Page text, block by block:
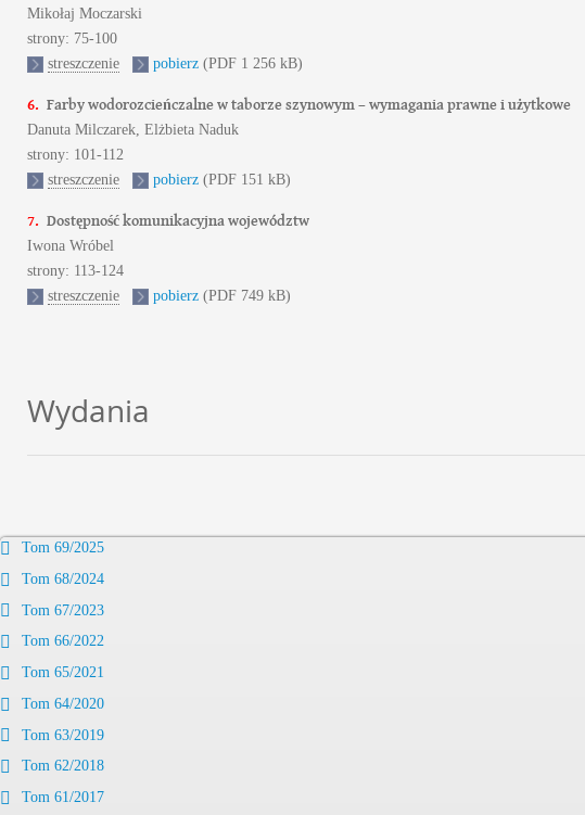
Mikołaj Moczarski
strony: 75-100
streszczenie
pobierz (PDF 1 256 kB)
6. Farby wodorozcieńczalne w taborze szynowym – wymagania prawne i użytkowe
Danuta Milczarek, Elżbieta Naduk
strony: 101-112
streszczenie
pobierz (PDF 151 kB)
7. Dostępność komunikacyjna województw
Iwona Wróbel
strony: 113-124
streszczenie
pobierz (PDF 749 kB)
Wydania
Tom 69/2025
Tom 68/2024
Tom 67/2023
Tom 66/2022
Tom 65/2021
Tom 64/2020
Tom 63/2019
Tom 62/2018
Tom 61/2017